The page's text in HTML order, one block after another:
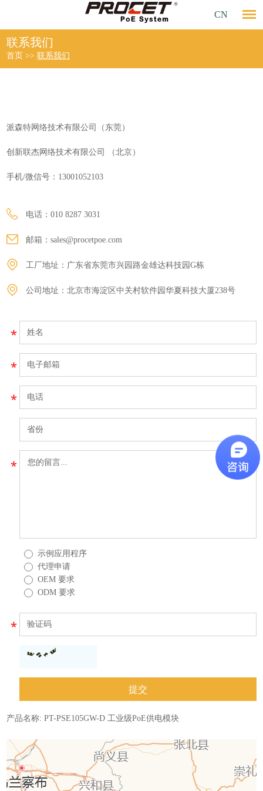
CN
联系我们
首页 >>联系我们
派森特网络技术有限公司（东莞）
创新联杰网络技术有限公司 （北京）
手机/微信号：13001052103
电话：010 8287 3031
邮箱：sales@procetpoe.com
工厂地址：广东省东莞市兴园路金雄达科技园G栋
公司地址：北京市海淀区中关村软件园华夏科技大厦238号
示例应用程序
代理申请
OEM 要求
ODM 要求
产品名称:PT-PSE105GW-D 工业级PoE供电模块